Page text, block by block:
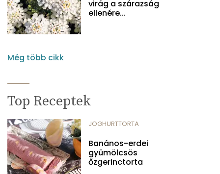
virág a szárazság
ellenére...
Még több cikk
Top Receptek
JOGHURTTORTA
Banános-erdei
gyümölcsös
őzgerinctorta